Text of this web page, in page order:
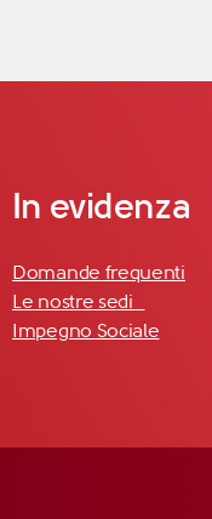
In evidenza
Domande frequenti
Le nostre sedi
Impegno Sociale